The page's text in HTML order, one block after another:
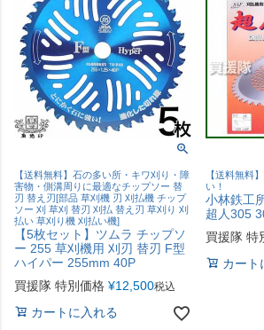
【送料無料】石の多い所・キワ刈り・障
害物・側溝周りに最適なチップソー 替
刃 替え刃[部品 草刈機 刃 刈払機 チップ
ソー 刈 草刈 替刃 刈払 替え刃 草刈り 刈
払い 草刈り機 刈払い機]
【5枚セット】ツムラ チップソ
ー 255 草刈機用 刈刃 替刃 F型
ハイパー 255mm 40P
買援隊 特別価格 ¥12,500税込
カートに入れる
【送料無料
い！
小林鉄工
超人305
買援隊 特
カート